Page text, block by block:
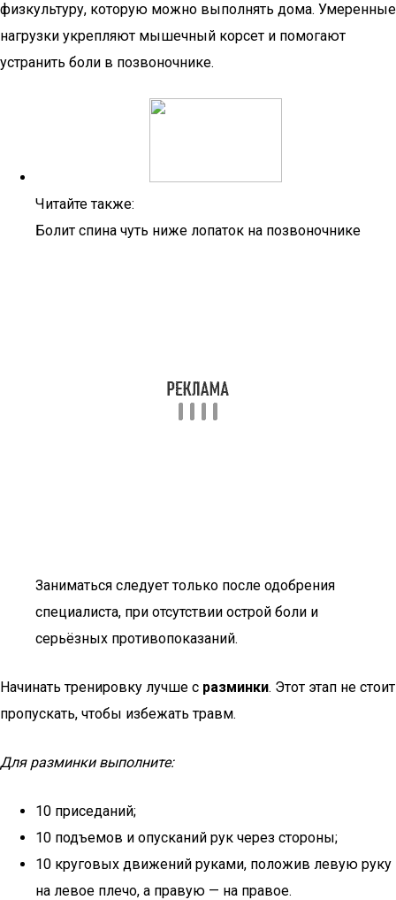
физкультуру, которую можно выполнять дома. Умеренные
нагрузки укрепляют мышечный корсет и помогают
устранить боли в позвоночнике.
Читайте также:
Болит спина чуть ниже лопаток на позвоночнике
Заниматься следует только после одобрения
специалиста, при отсутствии острой боли и
серьёзных противопоказаний.
Начинать тренировку лучше с разминки. Этот этап не стоит
пропускать, чтобы избежать травм.
Для разминки выполните:
10 приседаний;
10 подъемов и опусканий рук через стороны;
10 круговых движений руками, положив левую руку
на левое плечо, а правую — на правое.